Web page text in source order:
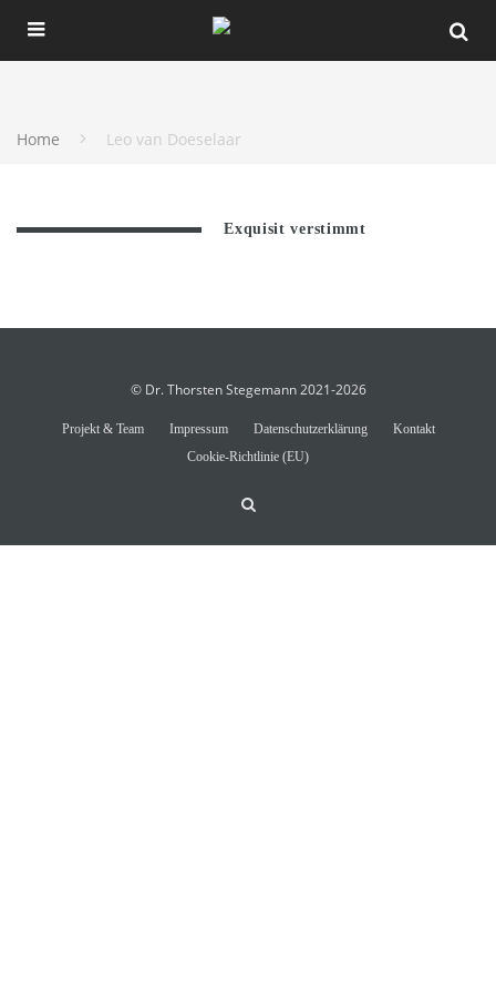
Home Leo van Doeselaar
Exquisit verstimmt
© Dr. Thorsten Stegemann 2021-2026
Projekt & Team Impressum Datenschutzerklärung
Kontakt
Cookie-Richtlinie (EU)